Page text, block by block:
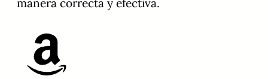
manera correcta y efectiva.